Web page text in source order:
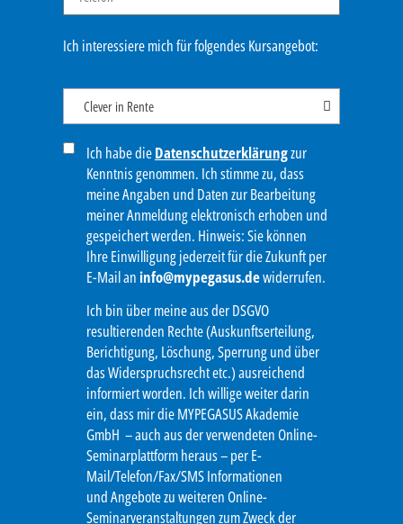
Ich interessiere mich für folgendes Kursangebot:
Clever in Rente
Ich habe dieDatenschutzerklärungzur
Kenntnis genommen. Ich stimme zu, dass
meine Angaben und Daten zur Bearbeitung
meiner Anmeldung elektronisch erhoben und
gespeichert werden. Hinweis: Sie können
Ihre Einwilligung jederzeit für die Zukunft per
E-Mail an info@mypegasus.dewiderrufen.
Ich bin über meine aus der DSGVO
resultierenden Rechte (Auskunftserteilung,
Berichtigung, Löschung, Sperrung und über
das Widerspruchsrecht etc.) ausreichend
informiert worden. Ich willige weiter darin
ein, dass mir die MYPEGASUS Akademie
GmbH – auch aus der verwendeten Online-
Seminarplattform heraus – per E-
Mail/Telefon/Fax/SMS Informationen
und Angebote zu weiteren Online-
Seminarveranstaltungen zum Zweck der